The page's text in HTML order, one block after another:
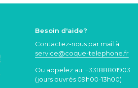
Besoin d'aide?
Contactez-nous par mail à
service@coque-telephone.fr
Ou appelez au: +33188801903
(jours ouvrés 09h00-13h00)